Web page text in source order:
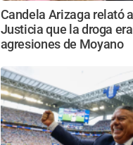
Candela Arizaga relató
Justicia que la droga
agresiones de Moyano